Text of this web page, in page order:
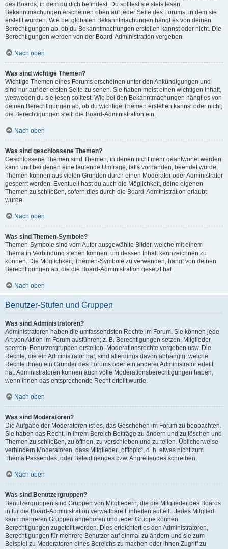
des Boards, in dem du dich befindest. Du solltest sie stets lesen.
Bekanntmachungen erscheinen oben auf jeder Seite des Forums, in dem sie
erstellt wurden. Wie bei globalen Bekanntmachungen hängt es von deinen
Berechtigungen ab, ob du Bekanntmachungen erstellen kannst oder nicht. Die
Berechtigungen werden von der Board-Administration vergeben.
Nach oben
Was sind wichtige Themen?
Wichtige Themen eines Forums erscheinen unter den Ankündigungen und
sind nur auf der ersten Seite zu sehen. Sie haben meist einen wichtigen Inhalt,
weswegen du sie lesen solltest. Wie bei den Bekanntmachungen hängt es von
deinen Berechtigungen ab, ob du wichtige Themen erstellen kannst oder nicht;
die Berechtigungen stellt die Board-Administration ein.
Nach oben
Was sind geschlossene Themen?
Geschlossene Themen sind Themen, in denen nicht mehr geantwortet werden
kann und bei denen eine laufende Umfrage, falls vorhanden, beendet wurde.
Themen können aus vielen Gründen durch einen Moderator oder Administrator
gesperrt werden. Eventuell hast du auch die Möglichkeit, deine eigenen
Themen zu schließen, sofern dies durch die Board-Administration erlaubt
wurde.
Nach oben
Was sind Themen-Symbole?
Themen-Symbole sind vom Autor ausgewählte Bilder, welche mit einem
Thema in Verbindung stehen können, um dessen Inhalt kennzeichnen zu
können. Die Möglichkeit, Themen-Symbole zu verwenden, hängt von deinen
Berechtigungen ab, die die Board-Administration gesetzt hat.
Nach oben
Benutzer-Stufen und Gruppen
Was sind Administratoren?
Administratoren haben die umfassendsten Rechte im Forum. Sie können jede
Art von Aktion im Forum ausführen; z. B. Berechtigungen setzen, Mitglieder
sperren, Benutzergruppen erstellen, Moderationsrechte vergeben usw. Die
Rechte, die ein Administrator hat, sind allerdings davon abhängig, welche
Rechte ihnen ein Gründer des Forums oder ein anderer Administrator erteilt
hat. Administratoren können auch volle Moderationsberechtigungen haben,
wenn ihnen das entsprechende Recht erteilt wurde.
Nach oben
Was sind Moderatoren?
Die Aufgabe der Moderatoren ist es, das Geschehen im Forum zu beobachten.
Sie haben das Recht, in ihrem Bereich Beiträge zu ändern und zu löschen und
Themen zu schließen, zu öffnen, zu verschieben und zu teilen. Üblicherweise
verhindern Moderatoren, dass Mitglieder „offtopic“, d. h. etwas nicht zum
Thema Passendes, oder Beleidigendes bzw. Angreifendes schreiben.
Nach oben
Was sind Benutzergruppen?
Benutzergruppen sind Gruppen von Mitgliedern, die die Mitglieder des Boards
in für die Board-Administration verwaltbare Einheiten aufteilt. Jedes Mitglied
kann mehreren Gruppen angehören und jeder Gruppe können
Berechtigungen zugeteilt werden. Dies erleichtert es den Administratoren,
Berechtigungen für mehrere Benutzer auf einmal zu ändern und sie zum
Beispiel zu Moderatoren eines Bereichs zu machen oder ihnen Zugriff zu